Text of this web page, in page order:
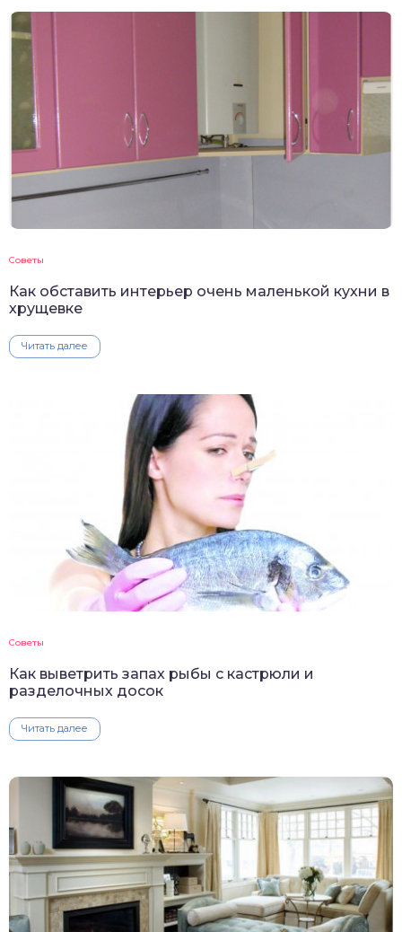
Советы
Как обставить интерьер очень маленькой кухни в
хрущевке
Читать далее
Советы
Как выветрить запах рыбы с кастрюли и
разделочных досок
Читать далее